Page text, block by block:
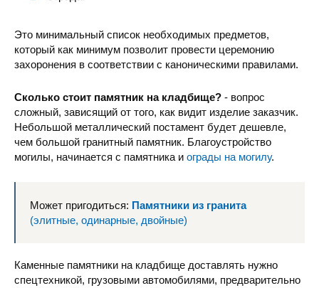
Это минимальный список необходимых предметов,
который как минимум позволит провести церемонию
захоронения в соответствии с каноническими правилами.
Сколько стоит памятник на кладбище? - вопрос
сложный, зависящий от того, как видит изделие заказчик.
Небольшой металлический постамент будет дешевле,
чем большой гранитный памятник. Благоустройство
могилы, начинается с памятника и ограды на могилу.
Может пригодиться: Памятники из гранита
(элитные, одинарные, двойные)
Каменные памятники на кладбище доставлять нужно
спецтехникой, грузовыми автомобилями, предварительно